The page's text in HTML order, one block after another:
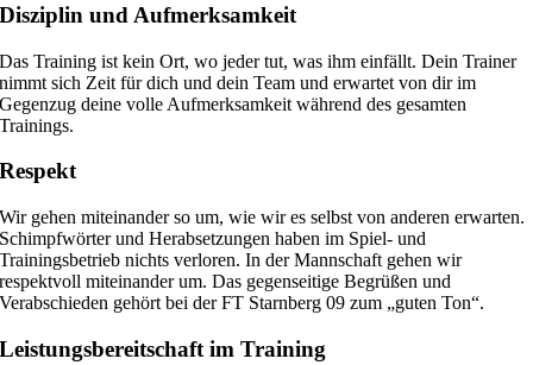
Disziplin und Aufmerksamkeit
Das Training ist kein Ort, wo jeder tut, was ihm einfällt. Dein Trainer
nimmt sich Zeit für dich und dein Team und erwartet von dir im
Gegenzug deine volle Aufmerksamkeit während des gesamten
Trainings.
Respekt
Wir gehen miteinander so um, wie wir es selbst von anderen erwarten.
Schimpfwörter und Herabsetzungen haben im Spiel- und
Trainingsbetrieb nichts verloren. In der Mannschaft gehen wir
respektvoll miteinander um. Das gegenseitige Begrüßen und
Verabschieden gehört bei der FT Starnberg 09 zum „guten Ton“.
Leistungsbereitschaft im Training